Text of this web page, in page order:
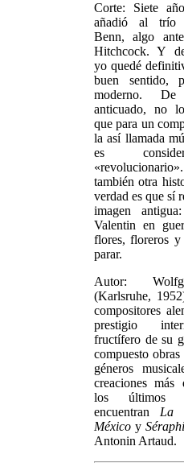
Corte: Siete
añadió al trío
Benn, algo
Hitchcock. Y
yo quedé
buen sentido,
moderno.
anticuado, no
que para un
la así llamada
es
también otra
verdad es que sí
imagen
Valentin en
flores, floreros y
parar.
Autor:
(Karlsruhe,
compositores
prestigio
fructífero de su
compuesto
géneros
creaciones más
los últimos
encuentran La
México y
Antonin Artaud.